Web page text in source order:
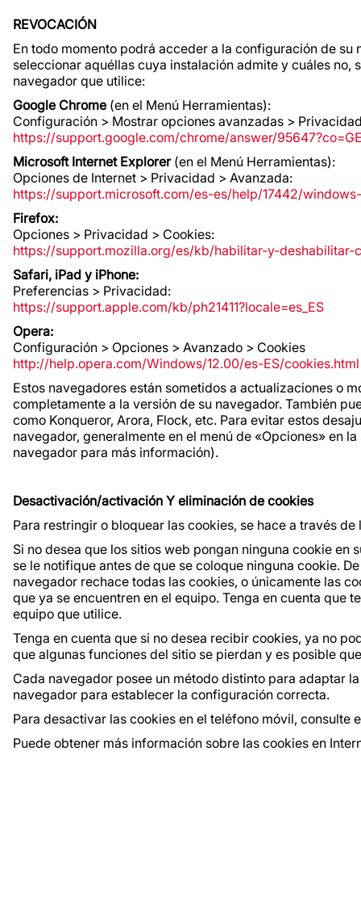
REVOCACIÓN
En todo momento podrá acceder a la configuración de
seleccionar aquéllas cuya instalación admite y cuáles
navegador que utilice:
Google Chrome (en el Menú Herramientas):
Configuración > Mostrar opciones avanzadas >
https://support.google.com/chrome/answer/
Microsoft Internet Explorer(en el Menú Herramientas):
Opciones de Internet > Privacidad > Avanzada:
https://support.microsoft.com/es-es/help/17442/
Firefox:
Opciones > Privacidad > Cookies:
https://support.mozilla.org/es/kb/habilitar-y-
Safari, iPad y iPhone:
Preferencias > Privacidad:
https://support.apple.com/kb/ph21411?locale=es_ES
Opera:
Configuración > Opciones > Avanzado > Cookies
http://help.opera.com/Windows/12.00/es-ES/cookies.html
Estos navegadores están sometidos a actualizaciones o
completamente a la versión de su navegador. También
como Konqueror, Arora, Flock, etc. Para evitar estos
navegador, generalmente en el menú de «Opciones» en
navegador para más información).
Desactivación/activación Y eliminación de cookies
Para restringir o bloquear las cookies, se hace a través
Si no desea que los sitios web pongan ninguna cookie
se le notifique antes de que se coloque ninguna cookie.
navegador rechace todas las cookies, o únicamente las
que ya se encuentren en el equipo. Tenga en cuenta
equipo que utilice.
Tenga en cuenta que si no desea recibir cookies, ya no
que algunas funciones del sitio se pierdan y es posible
Cada navegador posee un método distinto para adaptar
navegador para establecer la configuración correcta.
Para desactivar las cookies en el teléfono móvil,
Puede obtener más información sobre las cookies en